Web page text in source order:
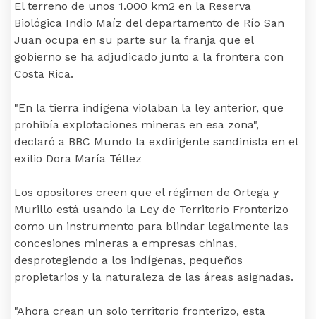
El terreno de unos 1.000 km2 en la Reserva
Biológica Indio Maíz del departamento de Río San
Juan ocupa en su parte sur la franja que el
gobierno se ha adjudicado junto a la frontera con
Costa Rica.
"En la tierra indígena violaban la ley anterior, que
prohibía explotaciones mineras en esa zona",
declaró a BBC Mundo la exdirigente sandinista en el
exilio Dora María Téllez
Los opositores creen que el régimen de Ortega y
Murillo está usando la Ley de Territorio Fronterizo
como un instrumento para blindar legalmente las
concesiones mineras a empresas chinas,
desprotegiendo a los indígenas, pequeños
propietarios y la naturaleza de las áreas asignadas.
"Ahora crean un solo territorio fronterizo, esta